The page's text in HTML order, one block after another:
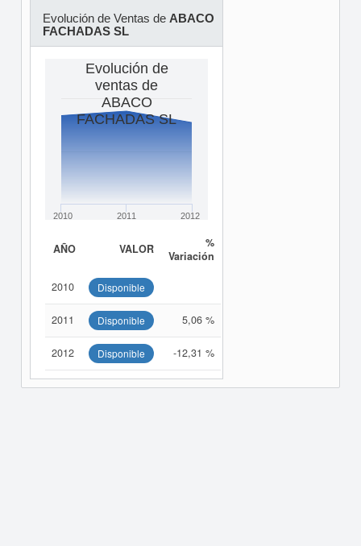
Evolución de Ventas de ABACO
FACHADAS SL
Evolución de
ventas de
ABACO
FACHADAS SL
2010 2011 2012
AÑO VALOR
%
Variación
2010 Disponible
2011 Disponible 5,06 %
2012 Disponible -12,31 %